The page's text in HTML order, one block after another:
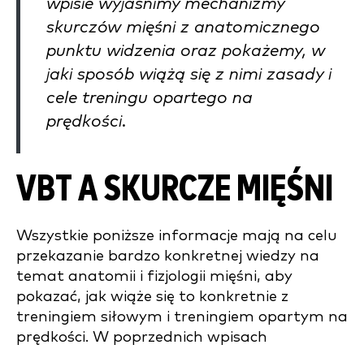
wpisie wyjaśnimy mechanizmy
skurczów mięśni z anatomicznego
punktu widzenia oraz pokażemy, w
jaki sposób wiążą się z nimi zasady i
cele treningu opartego na
prędkości.
VBT A SKURCZE MIĘŚNI
Wszystkie poniższe informacje mają na celu
przekazanie bardzo konkretnej wiedzy na
temat anatomii i fizjologii mięśni, aby
pokazać, jak wiąże się to konkretnie z
treningiem siłowym i treningiem opartym na
prędkości. W poprzednich wpisach